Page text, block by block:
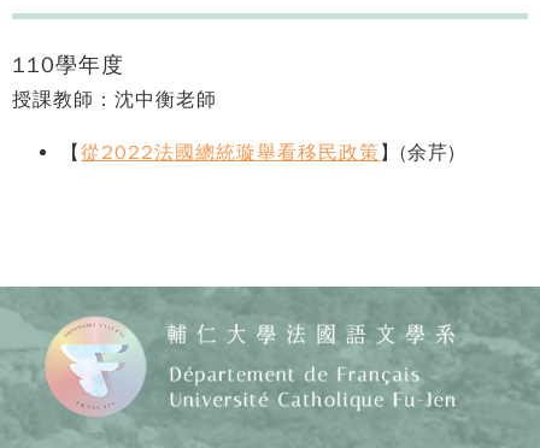
110學年度
授課教師：沈中衡老師
【從2022法國總統璇舉看移民政策】(余芹)